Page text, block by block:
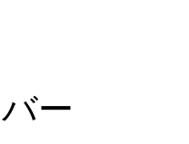
ー